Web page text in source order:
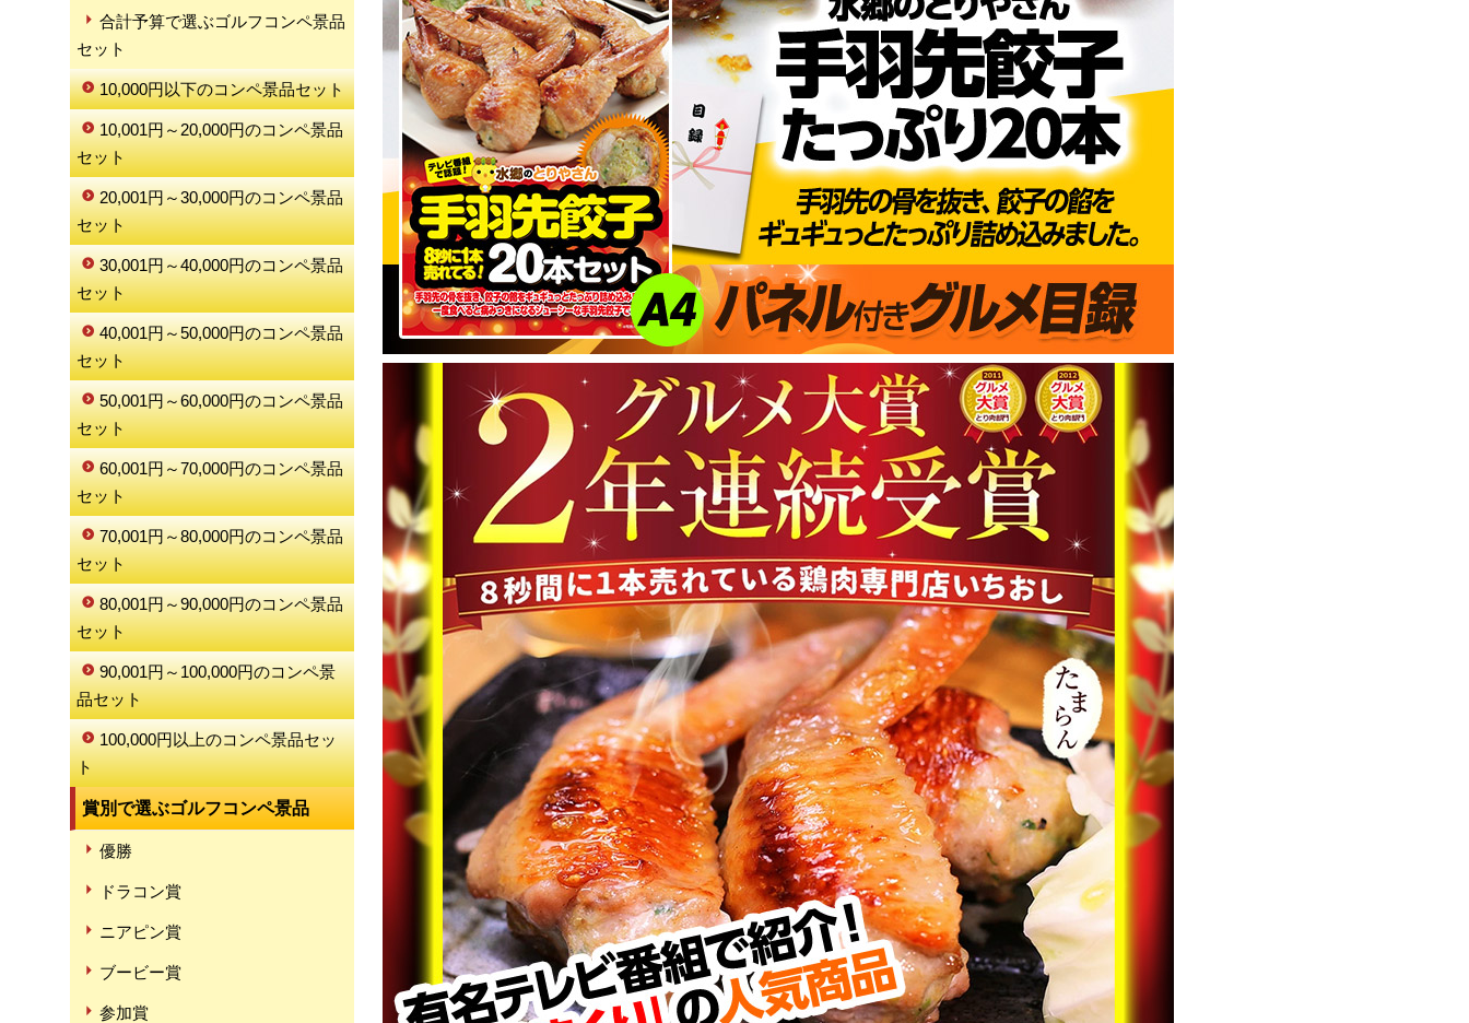
合計予算で選ぶゴルフコンペ景品
セット
10,000円以下のコンペ景品セット
10,001円～20,000円のコンペ景品
セット
20,001円～30,000円のコンペ景品
セット
30,001円～40,000円のコンペ景品
セット
40,001円～50,000円のコンペ景品
セット
50,001円～60,000円のコンペ景品
セット
60,001円～70,000円のコンペ景品
セット
70,001円～80,000円のコンペ景品
セット
80,001円～90,000円のコンペ景品
セット
90,001円～100,000円のコンペ景
品セット
100,000円以上のコンペ景品セッ
ト
賞別で選ぶゴルフコンペ景品
優勝
ドラコン賞
ニアピン賞
ブービー賞
参加賞